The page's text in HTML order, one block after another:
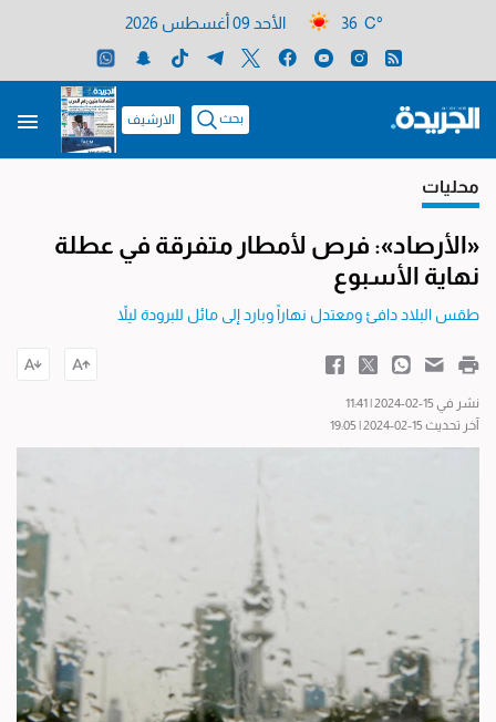
36 C° الأحد 09 أغسطس 2026
بحث الارشيف
محليات
«الأرصاد»: فرص لأمطار متفرقة في عطلة
نهاية الأسبوع
طقس البلاد دافئ ومعتدل نهاراً وبارد إلى مائل للبرودة ليلاً
نشر في 15-02-2024 | 11:41
آخر تحديث 15-02-2024 | 19:05